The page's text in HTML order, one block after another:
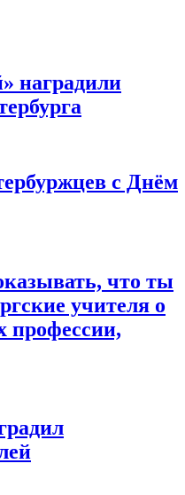
наградили
с Днём
что ты
учителя о
профессии,